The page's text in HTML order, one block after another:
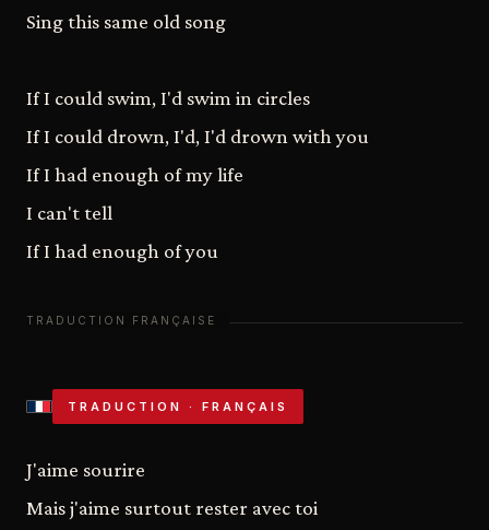
Sing this same old song
If I could swim, I'd swim in circles
If I could drown, I'd, I'd drown with you
If I had enough of my life
I can't tell
If I had enough of you
TRADUCTION · FRANÇAIS
J'aime sourire
Mais j'aime surtout rester avec toi